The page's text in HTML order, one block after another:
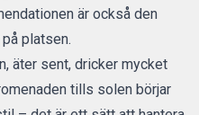
är också den
platsen.
äter sent, dricker mycket
tills solen börjar